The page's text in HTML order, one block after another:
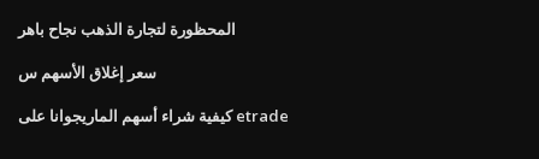
المحظورة لتجارة الذهب نجاح باهر
سعر إغلاق الأسهم س
كيفية شراء أسهم الماريجوانا على etrade